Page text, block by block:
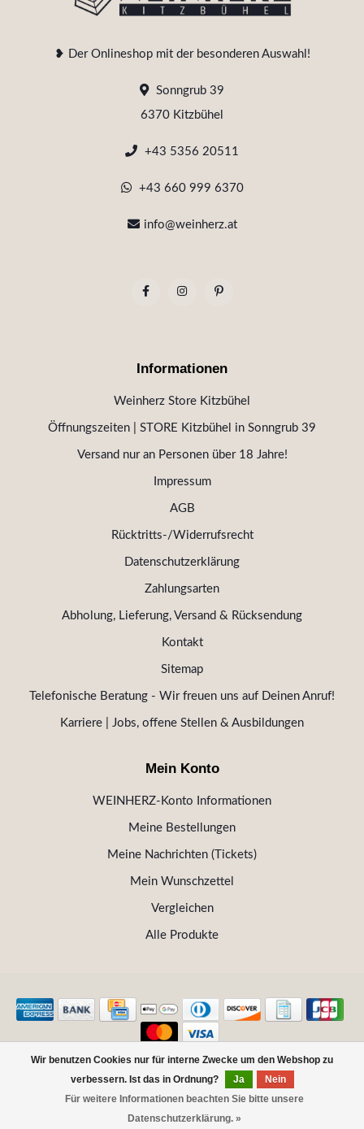
Wir benutzen Cookies nur für interne Zwecke um den Webshop zu
verbessern. Ist das in Ordnung?
Ja
Nein
Für weitere Informationen beachten Sie bitte unsere
Datenschutzerklärung. »
❥ Der Onlineshop mit der besonderen Auswahl!
Sonngrub 39
6370 Kitzbühel
+43 5356 20511
+43 660 999 6370
info@weinherz.at
Informationen
Weinherz Store Kitzbühel
Öffnungszeiten | STORE Kitzbühel in Sonngrub 39
Versand nur an Personen über 18 Jahre!
Impressum
AGB
Rücktritts-/Widerrufsrecht
Datenschutzerklärung
Zahlungsarten
Abholung, Lieferung, Versand & Rücksendung
Kontakt
Sitemap
Telefonische Beratung - Wir freuen uns auf Deinen Anruf!
Karriere | Jobs, offene Stellen & Ausbildungen
Mein Konto
WEINHERZ-Konto Informationen
Meine Bestellungen
Meine Nachrichten (Tickets)
Mein Wunschzettel
Vergleichen
Alle Produkte
© Copyright 2026 WEINHERZ Kitzbühel - Die VINOTHEK in
FILTER